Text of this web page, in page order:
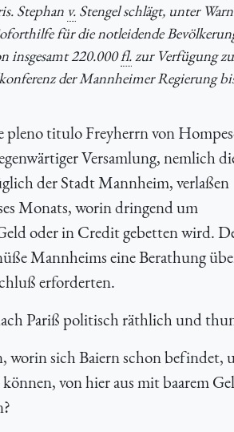
Stephan v. Stengel schlägt, unter
für die notleidende
insgesamt 220.000fl.zur Verfügung zu
der Mannheimer Regierung
pleno titulo Freyherrn von
Versamlung, nemlich
der Stadt Mannheim, verlaßen
Monats, worin dringend um
oder in Credit gebetten wird.
Mannheims eine Berathung
erforderten.
Pariß politisch räthlich und
worin sich Baiern schon befindet,
von hier aus mit baarem